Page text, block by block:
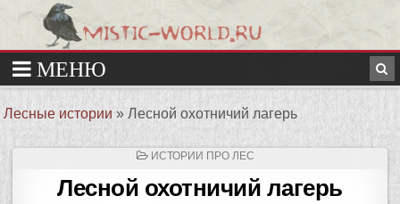
Лесные истории »Лесной охотничий лагерь
ОПУБЛИКОВАНО
ИСТОРИИ ПРО ЛЕС
Лесной охотничий лагерь